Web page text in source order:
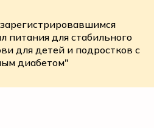
питания для стабильного
для детей и подростков с
диабетом"